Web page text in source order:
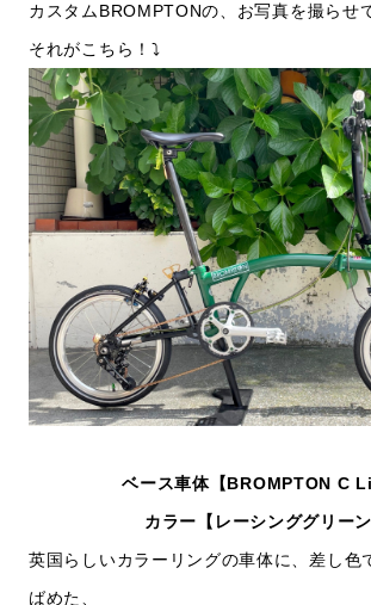
カスタムBROMPTONの、お写真を撮らせ
それがこちら！⤵
ベース車体【BROMPTON C
カラー【レーシンググリーン
英国らしいカラーリングの車体に、差し色
ばめた、